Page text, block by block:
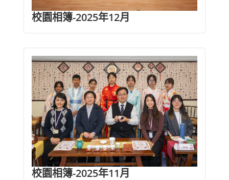
校園相簿-2025年12月
校園相簿-2025年11月